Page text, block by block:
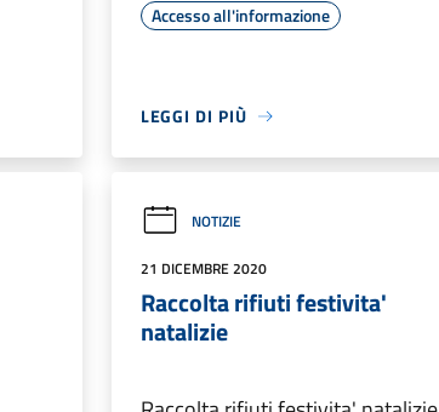
Accesso all'informazione
LEGGI DI PIÙ
NOTIZIE
21 DICEMBRE 2020
Raccolta rifiuti festivita'
natalizie